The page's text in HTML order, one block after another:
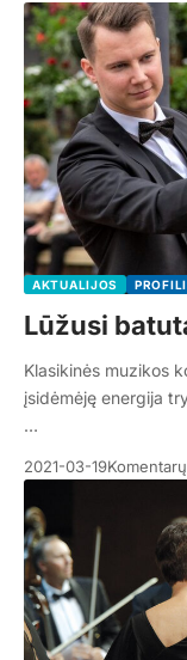
AKTUALIJOS
Lūžusi
Klasikinės muzikos
įsidėmėję energija
…
2021-03-19